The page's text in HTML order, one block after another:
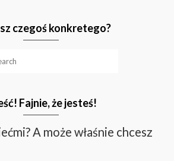
czegoś konkretego?
Fajnie, że jesteś!
A może właśnie chcesz